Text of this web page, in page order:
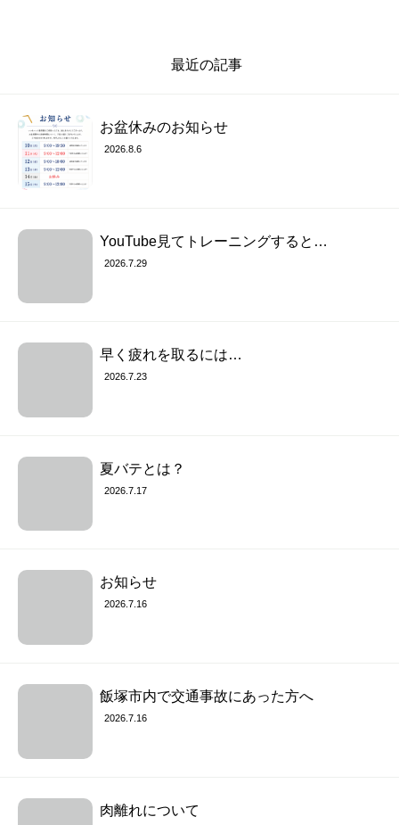
最近の記事
お盆休みのお知らせ
2026.8.6
YouTube見てトレーニングすると…
2026.7.29
早く疲れを取るには…
2026.7.23
夏バテとは？
2026.7.17
お知らせ
2026.7.16
飯塚市内で交通事故にあった方へ
2026.7.16
肉離れについて